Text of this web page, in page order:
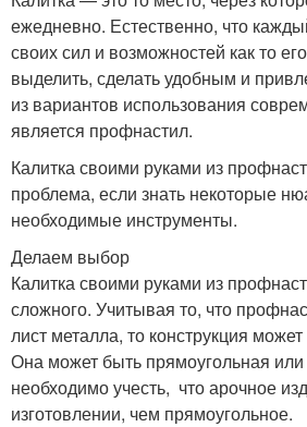
ежедневно. Естественно, что
своих сил и возможностей как то
выделить, сделать удобным и
из вариантов использования
является профнастил.
Калитка своими руками из
проблема, если знать некоторые
необходимые инструменты.
Делаем выбор
Калитка своими руками из
сложного. Учитывая то, что
лист металла, то конструкция
Она может быть прямоугольная
необходимо учесть, что арочное
изготовлении, чем прямоугольное.